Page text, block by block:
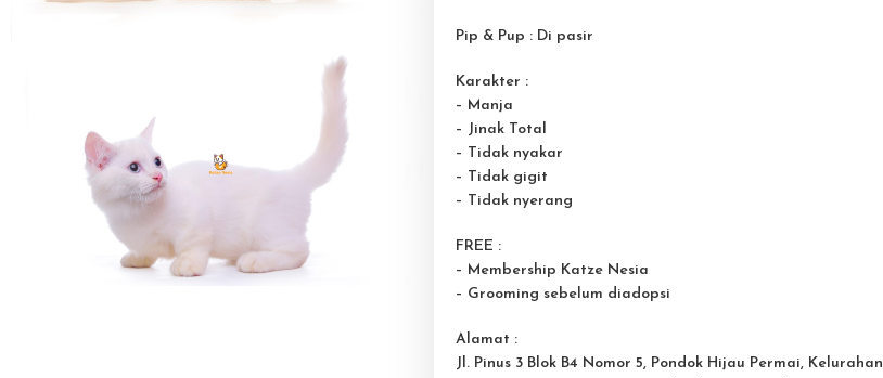
Pip & Pup : Di pasir
Karakter :
– Manja
– Jinak Total
– Tidak nyakar
– Tidak gigit
– Tidak nyerang
FREE :
– Membership Katze Nesia
– Grooming sebelum diadopsi
Alamat :
Jl. Pinus 3 Blok B4 Nomor 5, Pondok Hijau Permai, Kelurahan